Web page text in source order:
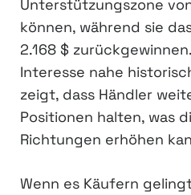
Unterstützungszone
können, während sie
2.168 $
Interesse nahe
zeigt, dass Händler
Positionen halten, was
Richtungen erhöhen
Wenn es Käufern